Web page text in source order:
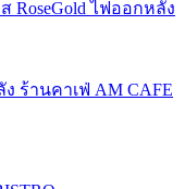
RoseGold ไฟออกหลัง
ร้านคาเฟ่ AM CAFE